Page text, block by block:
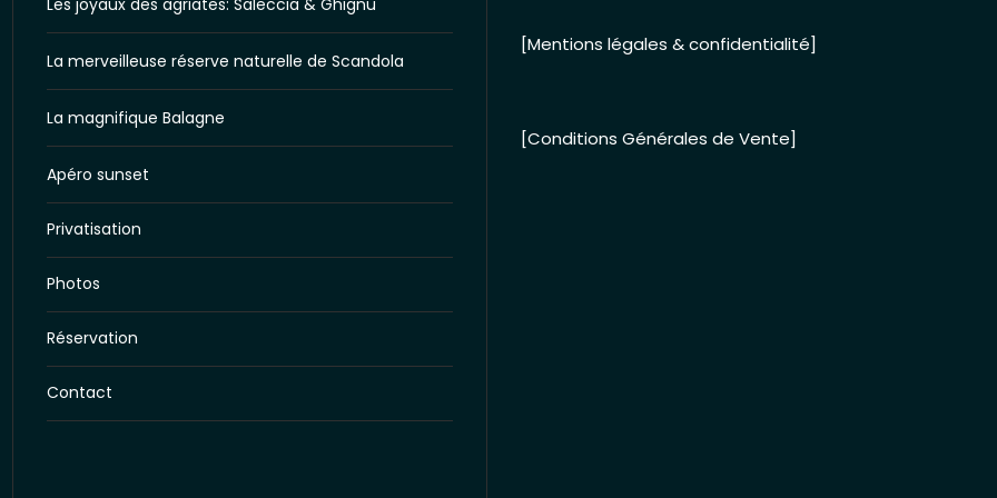
Les joyaux des agriates: Saleccia & Ghignu
La merveilleuse réserve naturelle de Scandola
La magnifique Balagne
Apéro sunset
Privatisation
Photos
Réservation
Contact
[Mentions légales & confidentialité]
[Conditions Générales de Vente]